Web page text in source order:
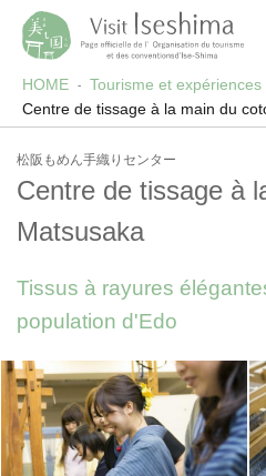
HOME
Tourisme et expériences
Centre de tissage à la main du
松阪もめん手織りセンター
Centre de tissage à
Matsusaka
Tissus à rayures
population d'Edo